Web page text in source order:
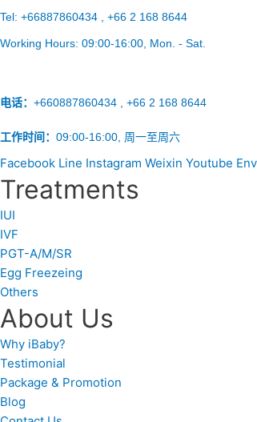
Tel: +66887860434 , +66 2 168 8644
Working Hours: 09:00-16:00 , Mon. - Sat.
电话： +660887860434 , +66 2 168 8644
工作时间： 09:00-16:00, 周一至周六
Facebook Line Instagram Weixin Youtube
Treatments
IUI
IVF
PGT-A/M/SR
Egg Freezeing
Others
About Us
Why iBaby?
Testimonial
Package & Promotion
Blog